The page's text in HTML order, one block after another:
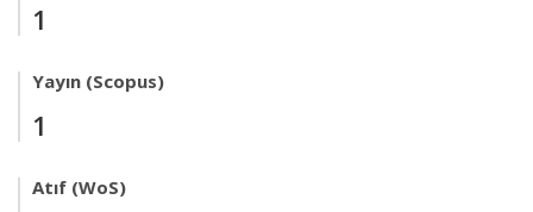
1
Yayın (Scopus)
1
Atıf (WoS)